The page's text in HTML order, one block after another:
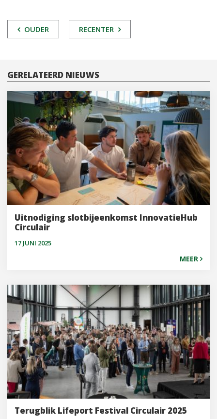
POST
OUDER RECENTER
GERELATEERD NIEUWS
Uitnodiging slotbijeenkomst InnovatieHub
Circulair
17 JUNI 2025
MEER
Terugblik Lifeport Festival Circulair 2025